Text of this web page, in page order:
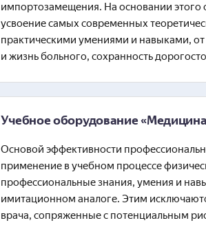
импортозамещения. На основании этого
усвоение самых современных
практическими умениями и навыками, от
и жизнь больного, сохранность
Учебное оборудование
Основой эффективности
применение в учебном процессе
профессиональные знания, умения и
имитационном аналоге. Этим
врача, сопряженные с потенциальным